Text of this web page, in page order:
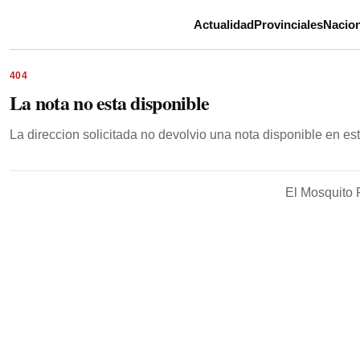
ActualidadProvinciales
404
La nota no esta disponible
La direccion solicitada no devolvio una nota disponible en
El Mosquito